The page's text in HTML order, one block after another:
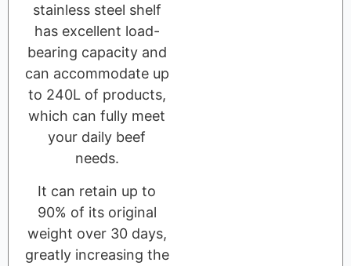
stainless steel shelf
has excellent load-
bearing capacity and
can accommodate up
to 240L of products,
which can fully meet
your daily beef
needs.
It can retain up to
90% of its original
weight over 30 days,
greatly increasing the